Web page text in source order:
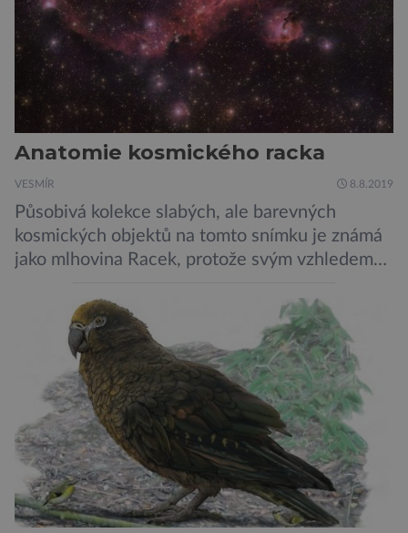
Anatomie kosmického racka
VESMÍR 8.8.2019
Působivá kolekce slabých, ale barevných
kosmických objektů na tomto snímku je známá
jako mlhovina Racek, protože svým vzhledem
prachu, vodíku, hélia a malého množství těžších
chemických prvků. Celá oblast je místem zrodu
nových hvězd. Mimořádné rozlišení tohoto
záběru pořízeného pomocí přehlídkového
teleskopu ESO/VST odhaluje detaily
jednotlivých astronomických objektů, […]